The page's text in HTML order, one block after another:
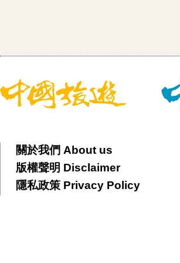
關於我們 About us
版權聲明 Disclaimer
隱私政策 Privacy Policy